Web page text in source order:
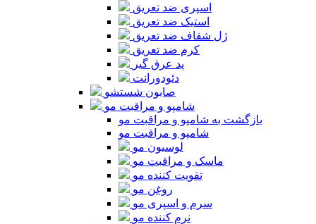
اسپری ضد تعریق
استیک ضد تعریق
ژل شفاف ضد تعریق
کرم ضد تعریق
پد عرق گیر
دئودورانت
صابون شستشو
شامپو و مراقبت مو
بازگشت به شامپو و مراقبت مو
شامپو و مراقبت مو
لوسیون مو
ماسک و مراقبت مو
تقویت کننده مو
روغن مو
سرم و اسپری مو
نرم کننده مو